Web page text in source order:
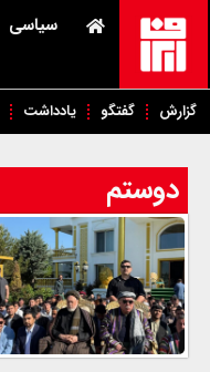
سیاسی
گزارش گفتگو یادداشت
دوستم